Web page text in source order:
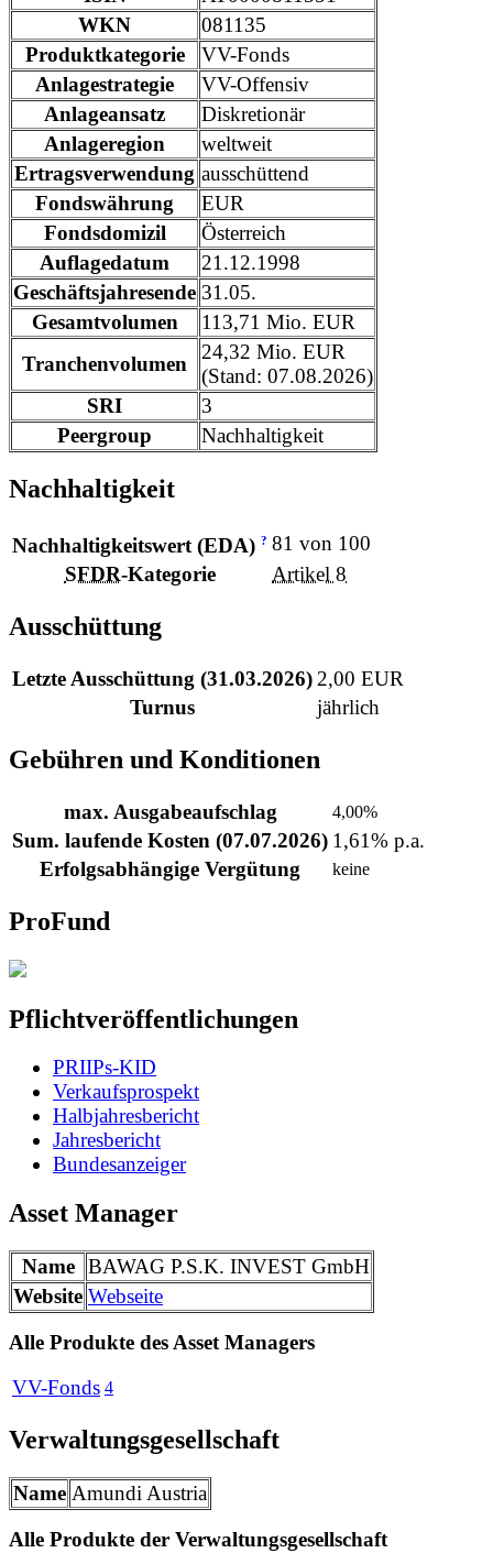
WKN
081135
Produktkategorie
VV-Fonds
Anlagestrategie
VV-Offensiv
Anlageansatz
Diskretionär
Anlageregion
weltweit
Ertragsverwendung ausschüttend
Fondswährung
EUR
Fondsdomizil
Österreich
Auflagedatum
21.12.1998
Geschäftsjahresende 31.05.
Gesamtvolumen
113,71 Mio. EUR
Tranchenvolumen
24,32 Mio. EUR
(Stand: 07.08.2026)
SRI
3
Peergroup
Nachhaltigkeit
Nachhaltigkeit
Nachhaltigkeitswert (EDA) ? 81 von 100
SFDR-Kategorie Artikel 8
Ausschüttung
Letzte Ausschüttung (31.03.2026) 2,00 EUR
Turnus
jährlich
Gebühren und Konditionen
max. Ausgabeaufschlag 4,00%
Sum. laufende Kosten (07.07.2026) 1,61% p.a.
Erfolgsabhängige Vergütung
keine
ProFund
Pflichtveröffentlichungen
PRIIPs-KID
Verkaufsprospekt
Halbjahresbericht
Jahresbericht
Bundesanzeiger
Asset Manager
Name BAWAG P.S.K. INVEST GmbH
Website Webseite
Alle Produkte des Asset Managers
VV-Fonds 4
Verwaltungsgesellschaft
Name Amundi Austria
Alle Produkte der Verwaltungsgesellschaft